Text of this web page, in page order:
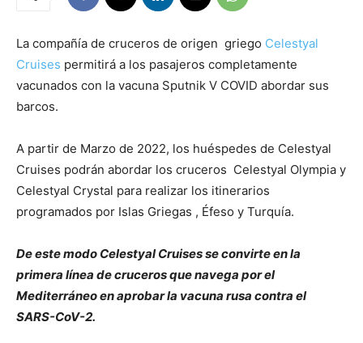
La compañía de cruceros de origen griego Celestyal
Cruises permitirá a los pasajeros completamente
vacunados con la vacuna Sputnik V COVID abordar sus
barcos.
A partir de Marzo de 2022, los huéspedes de Celestyal
Cruises podrán abordar los cruceros Celestyal Olympia y
Celestyal Crystal para realizar los itinerarios
programados por Islas Griegas , Éfeso y Turquía.
De este modo Celestyal Cruises se convirte en la
primera línea de cruceros que navega por el
Mediterráneo en aprobar la vacuna rusa contra el
SARS-CoV-2.